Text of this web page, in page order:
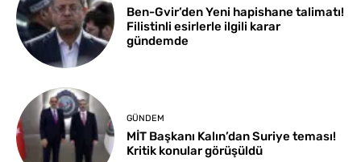
Ben-Gvir’den Yeni hapishane talimatı!
Filistinli esirlerle ilgili karar
gündemde
GÜNDEM
MİT Başkanı Kalın’dan Suriye teması!
Kritik konular görüşüldü